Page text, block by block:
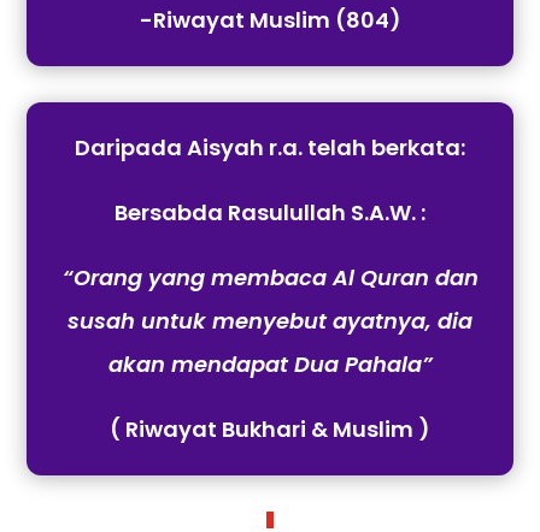
-Riwayat Muslim (804)
Daripada Aisyah r.a. telah berkata:
Bersabda Rasulullah S.A.W. :
“Orang yang membaca Al Quran dan
susah untuk menyebut ayatnya, dia
akan mendapat Dua Pahala”
( Riwayat Bukhari & Muslim )